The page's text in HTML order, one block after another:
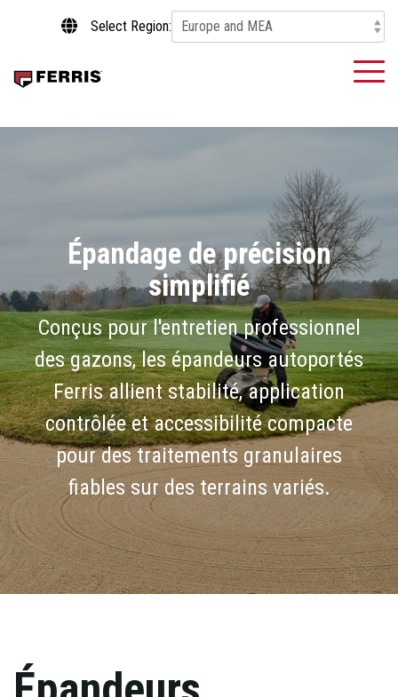
main
Select Region:
Épandage de précision
simplifié
Conçus pour l'entretien professionnel
des gazons, les épandeurs autoportés
Ferris allient stabilité, application
contrôlée et accessibilité compacte
pour des traitements granulaires
fiables sur des terrains variés.